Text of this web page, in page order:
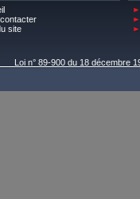
site
Loi n° 89-900 du 18 décembre